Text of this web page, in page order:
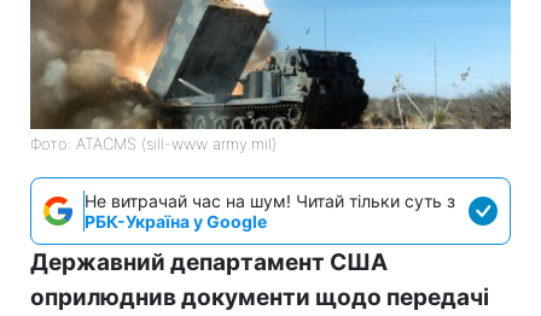
Фото: ATACMS (sill-www army.mil)
Не витрачай час на шум! Читай тільки суть з
РБК-Україна у Google
Державний департамент США
оприлюднив документи щодо передачі